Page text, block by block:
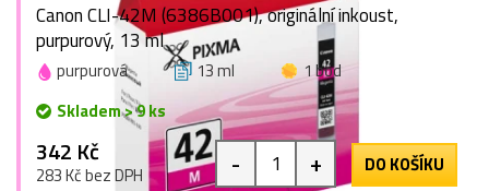
Canon CLI-42M (6386B001), originální inkoust,
purpurový, 13 ml
purpurová 13 ml
1 bod
Skladem > 9 ks
342 Kč
283 Kč bez DPH - + DO KOŠÍKU